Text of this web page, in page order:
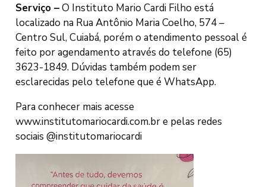
Serviço –O Instituto Mario Cardi Filho está
localizado na Rua Antônio Maria Coelho, 574 –
Centro Sul, Cuiabá, porém o atendimento pessoal é
feito por agendamento através do telefone (65)
3623-1849. Dúvidas também podem ser
esclarecidas pelo telefone que é WhatsApp.
Para conhecer mais acesse
www.institutomariocardi.com.br e pelas redes
sociais @institutomariocardi